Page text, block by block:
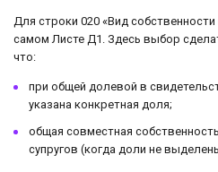
Для строки 020 «Вид собственности
самом Листе Д1. Здесь выбор
что:
при общей долевой в
указана конкретная доля;
общая совместная
супругов (когда доли не